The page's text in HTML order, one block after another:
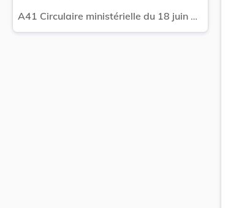
A41 Circulaire ministérielle du 18 juin 1914 relative à l'organisation des écoles primaires pour l'année scolaire 1914-1915.